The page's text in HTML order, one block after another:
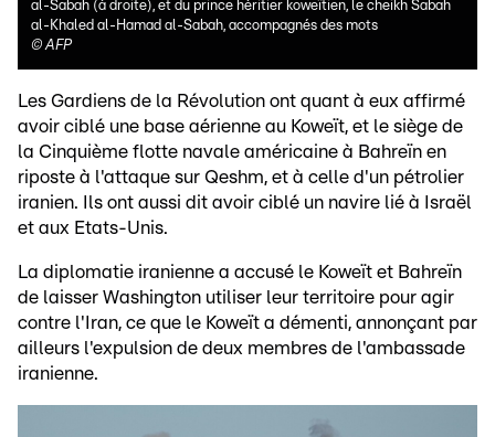
al-Sabah (à droite), et du prince héritier koweïtien, le cheikh Sabah
al-Khaled al-Hamad al-Sabah, accompagnés des mots
©AFP
Les Gardiens de la Révolution ont quant à eux affirmé
avoir ciblé une base aérienne au Koweït, et le siège de
la Cinquième flotte navale américaine à Bahreïn en
riposte à l'attaque sur Qeshm, et à celle d'un pétrolier
iranien. Ils ont aussi dit avoir ciblé un navire lié à Israël
et aux Etats-Unis.
La diplomatie iranienne a accusé le Koweït et Bahreïn
de laisser Washington utiliser leur territoire pour agir
contre l'Iran, ce que le Koweït a démenti, annonçant par
ailleurs l'expulsion de deux membres de l'ambassade
iranienne.